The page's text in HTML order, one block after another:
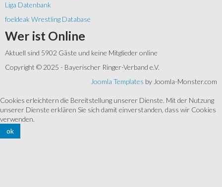
Liga Datenbank
foeldeak Wrestling Database
Wer ist Online
Aktuell sind 5902 Gäste und keine Mitglieder online
Copyright © 2025 - Bayerischer Ringer-Verband e.V.
Joomla Templates by Joomla-Monster.com
Cookies erleichtern die Bereitstellung unserer Dienste. Mit der Nutzung
unserer Dienste erklären Sie sich damit einverstanden, dass wir Cookies
verwenden.
ok